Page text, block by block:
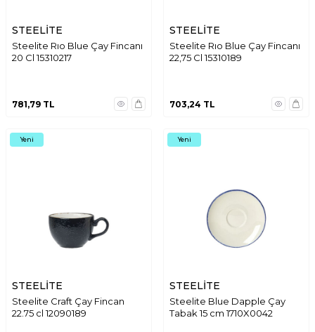
STEELİTE
Steelite Rıo Blue Çay Fincanı
20 Cl 15310217
781,79 TL
STEELİTE
Steelite Rıo Blue Çay Fincanı
22,75 Cl 15310189
703,24 TL
Yeni
STEELİTE
Steelite Craft Çay Fincan
22.75 cl 12090189
Yeni
STEELİTE
Steelite Blue Dapple Çay
Tabak 15 cm 1710X0042